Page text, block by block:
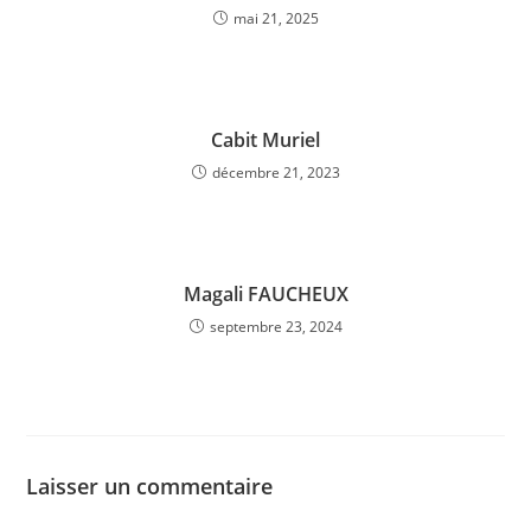
mai 21, 2025
Cabit Muriel
décembre 21, 2023
Magali FAUCHEUX
septembre 23, 2024
Laisser un commentaire